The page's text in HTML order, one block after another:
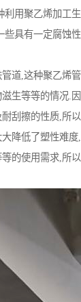
利用聚乙烯加工
些具有一定腐蚀
道,这种聚乙烯
生等等的情况.
刮擦的性质,所
降低了塑性难
的使用需求,所